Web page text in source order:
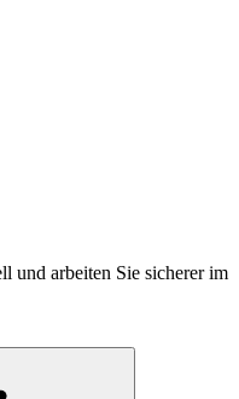
und arbeiten Sie sicherer im